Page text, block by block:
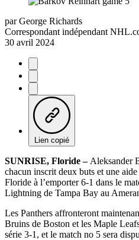
par George Richards
Correspondant indépendant
30 avril 2024
Lien copié
SUNRISE, Floride –Aleksander
chacun inscrit deux buts et une
Floride à l’emporter 6-1 dans le
Lightning de Tampa Bay au
Les Panthers affronteront
Bruins de Boston et les Maple
série 3-1, et le match no 5 sera